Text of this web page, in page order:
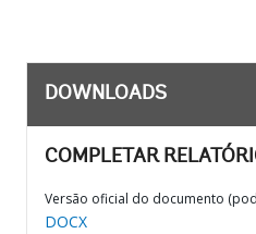
DOWNLOADS
COMPLETAR
Versão oficial do documento
DOCX